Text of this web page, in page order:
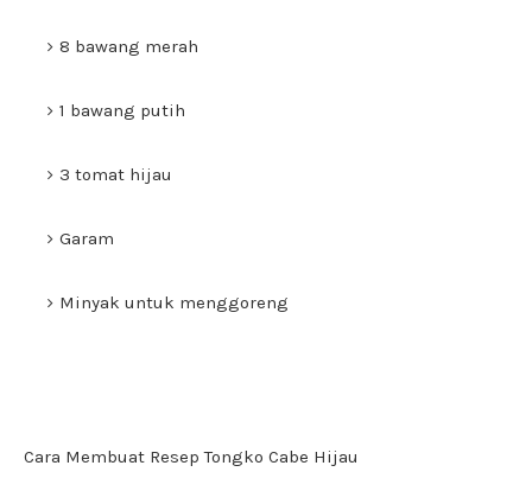
8 bawang merah
1 bawang putih
3 tomat hijau
Garam
Minyak untuk menggoreng
Cara Membuat Resep Tongko Cabe Hijau